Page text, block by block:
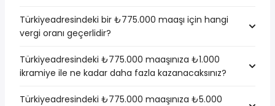
Türkiyeadresindeki bir ₺775.000 maaşı için hangi
vergi oranı geçerlidir?
Türkiyeadresindeki ₺775.000 maaşınıza ₺1.000
ikramiye ile ne kadar daha fazla kazanacaksınız?
Türkiyeadresindeki ₺775.000 maaşınıza ₺5.000